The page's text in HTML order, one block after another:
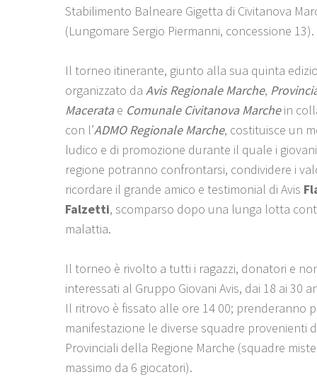
Stabilimento Balneare Gigetta di Civitanova
(Lungomare Sergio Piermanni, concessione 13).
Il torneo itinerante, giunto alla sua quinta
organizzato da Avis Regionale Marche,
Maceratae Comunale Civitanova Marchein
con l’ADMO Regionale Marche, costituisce un
ludico e di promozione durante il quale i
regione potranno confrontarsi, condividere i
ricordare il grande amico e testimonial di Avis
Falzetti, scomparso dopo una lunga lotta
malattia.
Il torneo è rivolto a tutti i ragazzi, donatori e
interessati al Gruppo Giovani Avis, dai 18 ai 30
Il ritrovo è fissato alle ore 14 00; prenderanno
manifestazione le diverse squadre provenienti
Provinciali della Regione Marche (squadre
massimo da 6 giocatori).